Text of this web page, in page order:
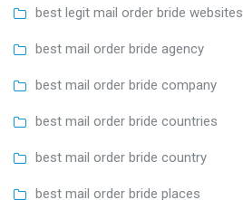
best legit mail order bride websites
best mail order bride agency
best mail order bride company
best mail order bride countries
best mail order bride country
best mail order bride places